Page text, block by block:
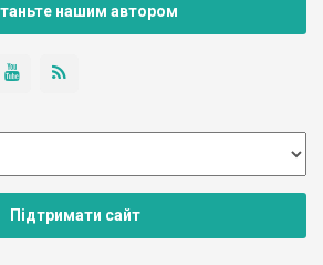
нашим автором
Підтримати сайт